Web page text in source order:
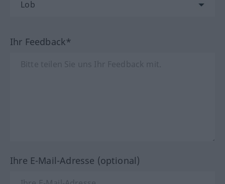
Ihr Feedback*
Ihre E-Mail-Adresse (optional)